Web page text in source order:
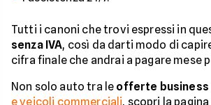
Tutti i canoni che trovi espressi in
senza IVA, così da darti modo di
cifra finale che andrai a pagare mese
Non solo auto tra le offerte business
e veicoli commerciali, scopri la